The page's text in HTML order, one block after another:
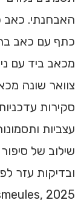
האבחנתי.
כתף עם כאב
מכאב ביד עם
צוואר שונה
סקירות
עצביות
שילוב של
2025).